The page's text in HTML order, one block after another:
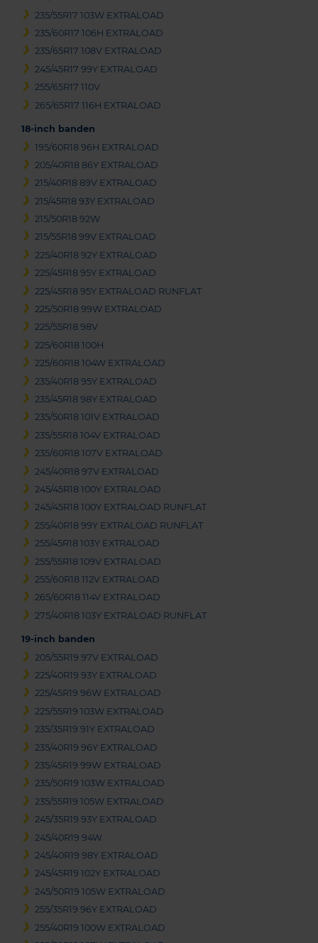
235/55R17 103W EXTRALOAD
235/60R17 106H EXTRALOAD
235/65R17 108V EXTRALOAD
245/45R17 99Y EXTRALOAD
255/65R17 110V
265/65R17 116H EXTRALOAD
18-inch banden
195/60R18 96H EXTRALOAD
205/40R18 86Y EXTRALOAD
215/40R18 89V EXTRALOAD
215/45R18 93Y EXTRALOAD
215/50R18 92W
215/55R18 99V EXTRALOAD
225/40R18 92Y EXTRALOAD
225/45R18 95Y EXTRALOAD
225/45R18 95Y EXTRALOAD RUNFLAT
225/50R18 99W EXTRALOAD
225/55R18 98V
225/60R18 100H
225/60R18 104W EXTRALOAD
235/40R18 95Y EXTRALOAD
235/45R18 98Y EXTRALOAD
235/50R18 101V EXTRALOAD
235/55R18 104V EXTRALOAD
235/60R18 107V EXTRALOAD
245/40R18 97V EXTRALOAD
245/45R18 100Y EXTRALOAD
245/45R18 100Y EXTRALOAD RUNFLAT
255/40R18 99Y EXTRALOAD RUNFLAT
255/45R18 103Y EXTRALOAD
255/55R18 109V EXTRALOAD
255/60R18 112V EXTRALOAD
265/60R18 114V EXTRALOAD
275/40R18 103Y EXTRALOAD RUNFLAT
19-inch banden
205/55R19 97V EXTRALOAD
225/40R19 93Y EXTRALOAD
225/45R19 96W EXTRALOAD
225/55R19 103W EXTRALOAD
235/35R19 91Y EXTRALOAD
235/40R19 96Y EXTRALOAD
235/45R19 99W EXTRALOAD
235/50R19 103W EXTRALOAD
235/55R19 105W EXTRALOAD
245/35R19 93Y EXTRALOAD
245/40R19 94W
245/40R19 98Y EXTRALOAD
245/45R19 102Y EXTRALOAD
245/50R19 105W EXTRALOAD
255/35R19 96Y EXTRALOAD
255/40R19 100W EXTRALOAD